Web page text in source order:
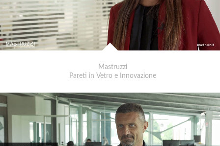
Mastruzzi
Pareti in Vetro e Innovazione